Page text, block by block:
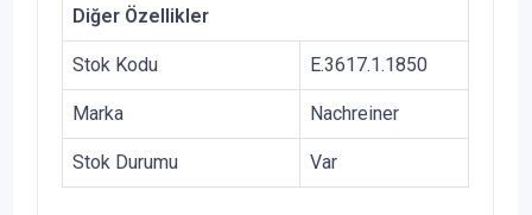
Diğer Özellikler
Stok Kodu E.3617.1.1850
Marka Nachreiner
Stok Durumu Var